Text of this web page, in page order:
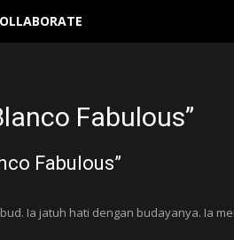
Fabulous”
Fabulous”
Ia jatuh hati dengan budayanya. Ia